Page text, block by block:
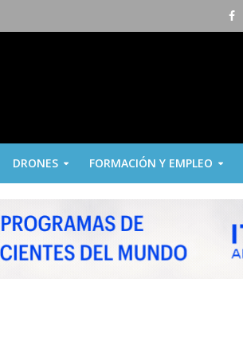
DRONES FORMACIÓN Y EMPLEO